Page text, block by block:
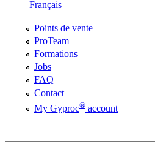
Français
Points de vente
ProTeam
Formations
Jobs
FAQ
Contact
My Gyproc® account